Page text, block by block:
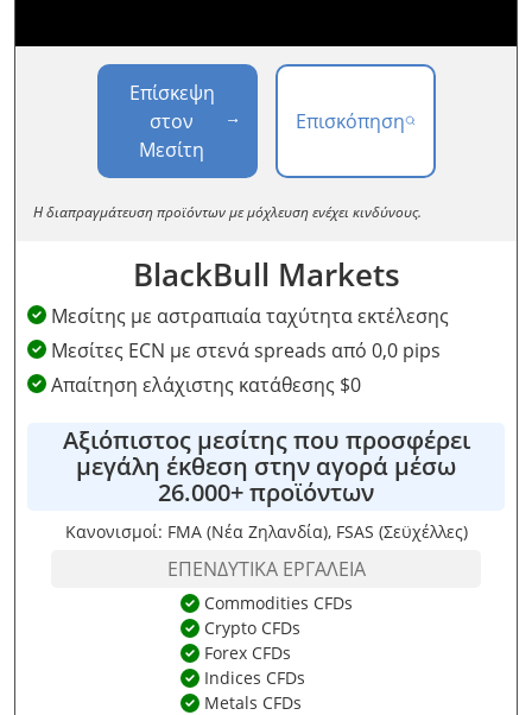
Επίσκεψη
στον
Μεσίτη
Επισκόπηση
Η διαπραγμάτευση προϊόντων με μόχλευση ενέχει κινδύνους.
BlackBull Markets
Μεσίτης με αστραπιαία ταχύτητα εκτέλεσης
Μεσίτες ECN με στενά spreads από 0,0 pips
Απαίτηση ελάχιστης κατάθεσης $0
Αξιόπιστος μεσίτης που προσφέρει
μεγάλη έκθεση στην αγορά μέσω
26.000+ προϊόντων
Κανονισμοί: FMA (Νέα Ζηλανδία), FSAS (Σεϋχέλλες)
ΕΠΕΝΔΥΤΙΚΆ ΕΡΓΑΛΕΊΑ
Commodities CFDs
Crypto CFDs
Forex CFDs
Indices CFDs
Metals CFDs